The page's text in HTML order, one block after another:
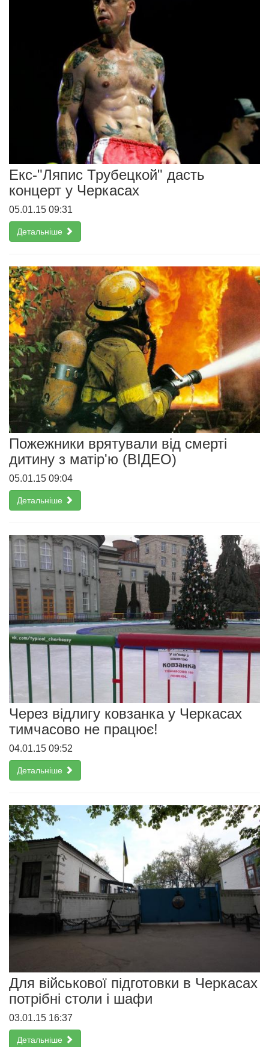
Екс-"Ляпис Трубецкой" дасть
концерт у Черкасах
05.01.15 09:31
Детальніше
Пожежники врятували від смерті
дитину з матір'ю (ВІДЕО)
05.01.15 09:04
Детальніше
Через відлигу ковзанка у Черкасах
тимчасово не працює!
04.01.15 09:52
Детальніше
Для військової підготовки в Черкасах
потрібні столи і шафи
03.01.15 16:37
Детальніше